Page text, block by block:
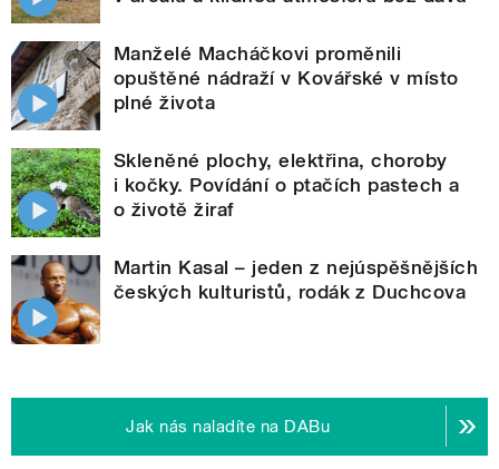
Manželé Macháčkovi proměnili
opuštěné nádraží v Kovářské v místo
plné života
Skleněné plochy, elektřina, choroby
i kočky. Povídání o ptačích pastech a
o životě žiraf
Martin Kasal – jeden z nejúspěšnějších
českých kulturistů, rodák z Duchcova
Jak nás naladíte na DABu